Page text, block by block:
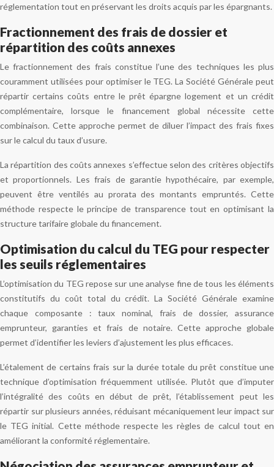
réglementation tout en préservant les droits acquis par les épargnants.
Fractionnement des frais de dossier et
répartition des coûts annexes
Le fractionnement des frais constitue l’une des techniques les plus
couramment utilisées pour optimiser le TEG. La Société Générale peut
répartir certains coûts entre le prêt épargne logement et un crédit
complémentaire, lorsque le financement global nécessite cette
combinaison. Cette approche permet de diluer l’impact des frais fixes
sur le calcul du taux d’usure.
La répartition des coûts annexes s’effectue selon des critères objectifs
et proportionnels. Les frais de garantie hypothécaire, par exemple,
peuvent être ventilés au prorata des montants empruntés. Cette
méthode respecte le principe de transparence tout en optimisant la
structure tarifaire globale du financement.
Optimisation du calcul du TEG pour respecter
les seuils réglementaires
L’optimisation du TEG repose sur une analyse fine de tous les éléments
constitutifs du coût total du crédit. La Société Générale examine
chaque composante : taux nominal, frais de dossier, assurance
emprunteur, garanties et frais de notaire. Cette approche globale
permet d’identifier les leviers d’ajustement les plus efficaces.
L’étalement de certains frais sur la durée totale du prêt constitue une
technique d’optimisation fréquemment utilisée. Plutôt que d’imputer
l’intégralité des coûts en début de prêt, l’établissement peut les
répartir sur plusieurs années, réduisant mécaniquement leur impact sur
le TEG initial. Cette méthode respecte les règles de calcul tout en
améliorant la conformité réglementaire.